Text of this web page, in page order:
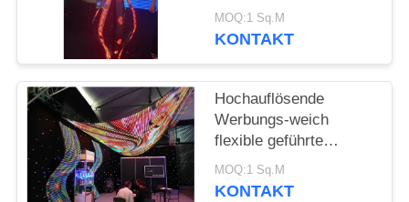
P2.5/P3/P4
MOQ:1 Sq.M
KONTAKT
Hochauflösende
Werbungs-weich
flexible geführte
Anzeige P4 führte
Schirm für Medien-
MOQ:1 Sq.M
KONTAKT